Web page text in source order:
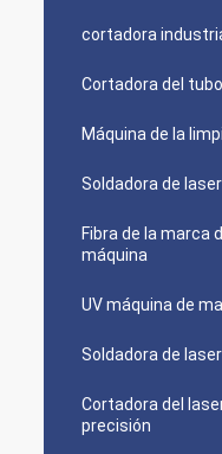
cortadora
Cortadora del
Máquina de la
Soldadora de
Fibra de la marca
máquina
UV máquina de
Soldadora de laser
Cortadora del
precisión